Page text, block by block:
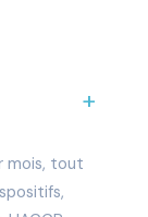
mois, tout